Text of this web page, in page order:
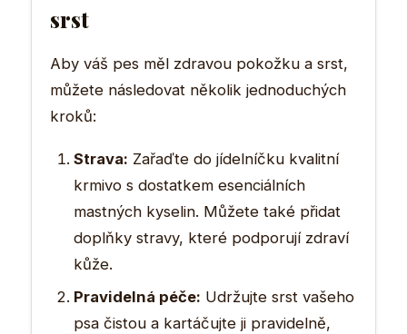
srst
Aby váš pes měl zdravou pokožku a srst,
můžete následovat několik jednoduchých
kroků:
Strava: Zařaďte do jídelníčku kvalitní
krmivo s dostatkem esenciálních
mastných kyselin. Můžete také přidat
doplňky stravy, které podporují zdraví
kůže.
Pravidelná péče: Udržujte srst vašeho
psa čistou a kartáčujte ji pravidelně,